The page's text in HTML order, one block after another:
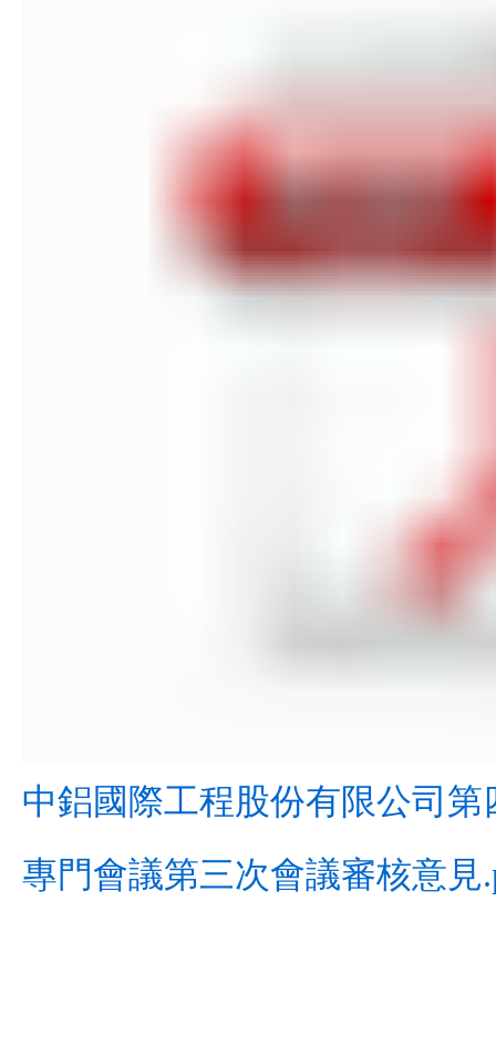
中鋁國際工程股份有限公司
專門會議第三次會議審核意見